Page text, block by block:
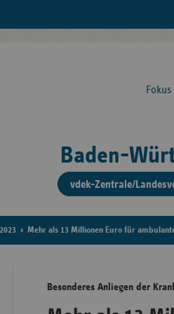
Fokus
Baden-
vdek-Zentrale/
2023 Mehr als 13 Millionen Euro für
Besonderes Anliegen der